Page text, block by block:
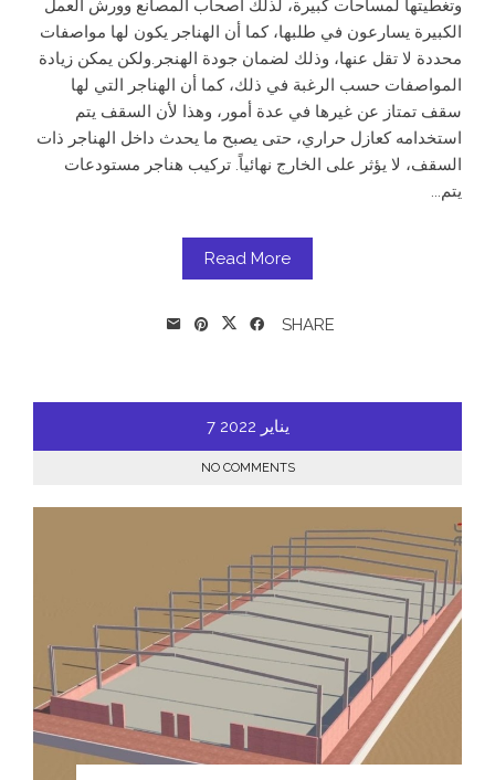
وتغطيتها لمساحات كبيرة، لذلك أصحاب المصانع وورش العمل
الكبيرة يسارعون في طلبها، كما أن الهناجر يكون لها مواصفات
محددة لا تقل عنها، وذلك لضمان جودة الهنجر.ولكن يمكن زيادة
المواصفات حسب الرغبة في ذلك، كما أن الهناجر التي لها
سقف تمتاز عن غيرها في عدة أمور، وهذا لأن السقف يتم
استخدامه كعازل حراري، حتى يصبح ما يحدث داخل الهناجر ذات
السقف، لا يؤثر على الخارج نهائياً. تركيب هناجر مستودعات
يتم...
Read More
SHARE
يناير 7 2022
NO COMMENTS